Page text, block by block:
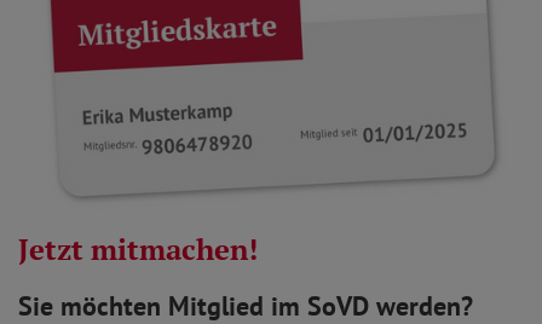
Jetzt mitmachen!
Sie möchten Mitglied im SoVD werden?